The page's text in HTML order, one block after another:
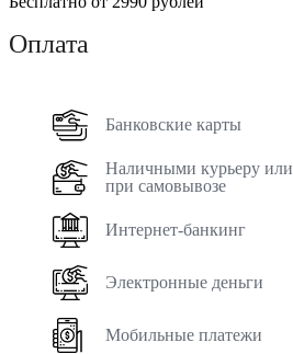
Оплата
Банковские карты
Наличными курьеру или
при самовывозе
Интернет-банкинг
Электронные деньги
Мобильные платежи